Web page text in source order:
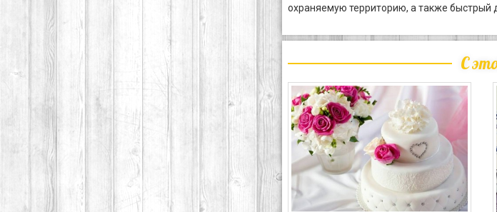
охраняемую территорию, а также быстрый
С